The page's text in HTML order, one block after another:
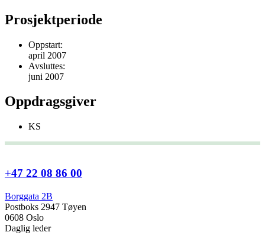
Prosjektperiode
Oppstart:
april 2007
Avsluttes:
juni 2007
Oppdragsgiver
KS
+47 22 08 86 00
Borggata 2B
Postboks 2947 Tøyen
0608 Oslo
Daglig leder